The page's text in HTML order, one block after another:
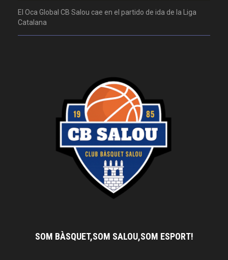
El Oca Global CB Salou cae en el partido de ida de la Liga
Catalana
SOM BÀSQUET,SOM SALOU,SOM ESPORT!